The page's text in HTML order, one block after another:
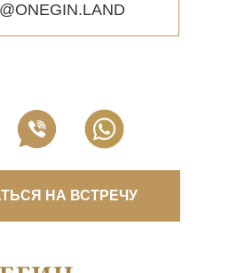
НА ВСТРЕЧУ